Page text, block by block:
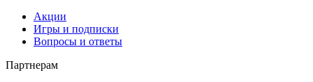
Акции
Игры и подписки
Вопросы и ответы
Партнерам